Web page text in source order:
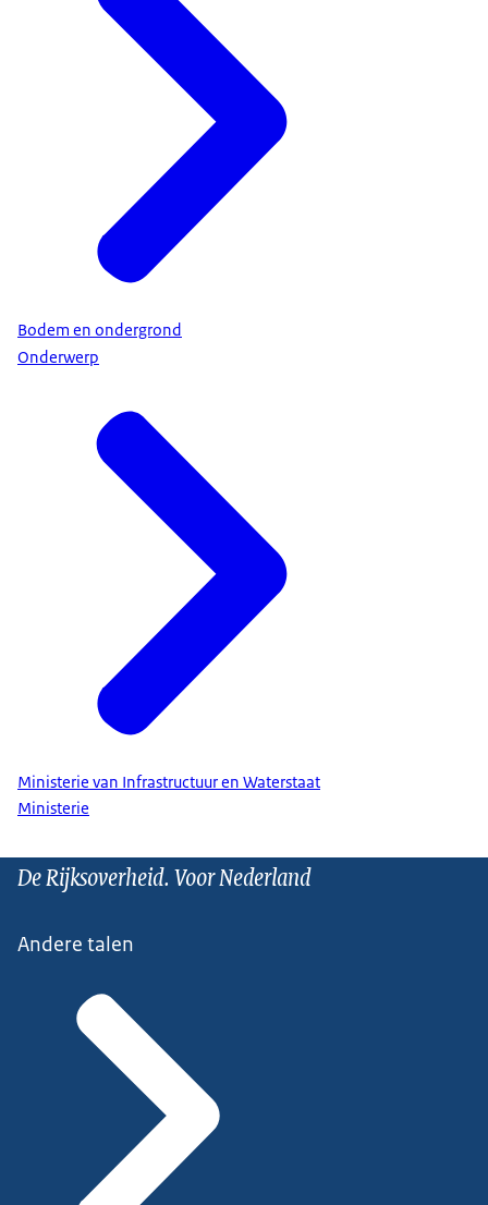
Bodem en ondergrond
Onderwerp
Ministerie van Infrastructuur en Waterstaat
Ministerie
De Rijksoverheid. Voor Nederland
Andere talen